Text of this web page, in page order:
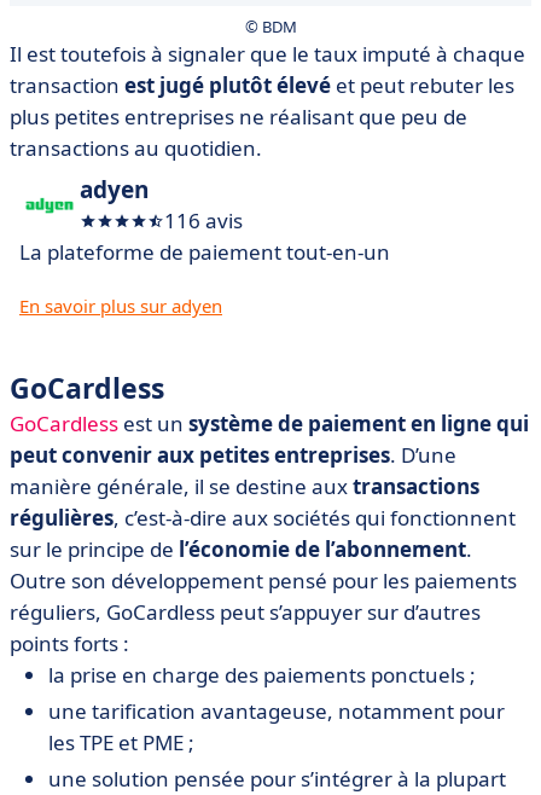
© BDM
Il est toutefois à signaler que le taux imputé à chaque
transaction est jugé plutôt élevé et peut rebuter les
plus petites entreprises ne réalisant que peu de
transactions au quotidien.
adyen
116 avis
La plateforme de paiement tout-en-un
En savoir plus sur adyen
GoCardless
GoCardless est un système de paiement en ligne qui
peut convenir aux petites entreprises. D’une
manière générale, il se destine auxtransactions
régulières, c’est-à-dire aux sociétés qui fonctionnent
sur le principe de l’économie de l’abonnement.
Outre son développement pensé pour les paiements
réguliers, GoCardless peut s’appuyer sur d’autres
points forts :
la prise en charge des paiements ponctuels ;
une tarification avantageuse, notamment pour
les TPE et PME ;
une solution pensée pour s’intégrer à la plupart